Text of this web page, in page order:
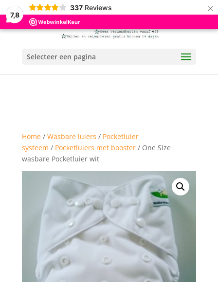
7,8
337 Reviews ×
Selecteer een pagina
Home/ Wasbare luiers / Pocketluier
systeem / Pocketluiers met booster/ One Size
wasbare Pocketluier wit